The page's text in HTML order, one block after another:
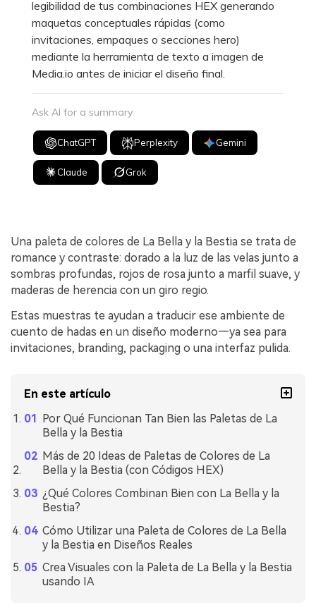
legibilidad de tus combinaciones HEX generando
maquetas conceptuales rápidas (como
invitaciones, empaques o secciones hero)
mediante la herramienta de texto a imagen de
Media.io antes de iniciar el diseño final.
Ask AI for a summary
ChatGPT Perplexity Gemini
Claude Grok
Una paleta de colores de La Bella y la Bestia se trata de
romance y contraste: dorado a la luz de las velas junto a
sombras profundas, rojos de rosa junto a marfil suave, y
maderas de herencia con un giro regio.
Estas muestras te ayudan a traducir ese ambiente de
cuento de hadas en un diseño moderno—ya sea para
invitaciones, branding, packaging o una interfaz pulida.
En este artículo
Por Qué Funcionan Tan Bien las Paletas de La
Bella y la Bestia
Más de 20 Ideas de Paletas de Colores de La
Bella y la Bestia (con Códigos HEX)
¿Qué Colores Combinan Bien con La Bella y la
Bestia?
Cómo Utilizar una Paleta de Colores de La Bella
y la Bestia en Diseños Reales
Crea Visuales con la Paleta de La Bella y la Bestia
usando IA